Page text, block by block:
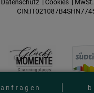
anfragen
Datenschutz| Cookies|